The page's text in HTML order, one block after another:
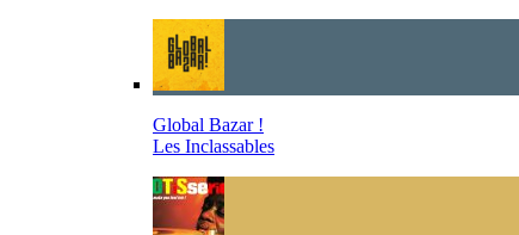
Global Bazar !
Les Inclassables